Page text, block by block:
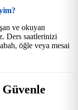
ve okuyan
Ders saatlerinizi
öğle veya mesai